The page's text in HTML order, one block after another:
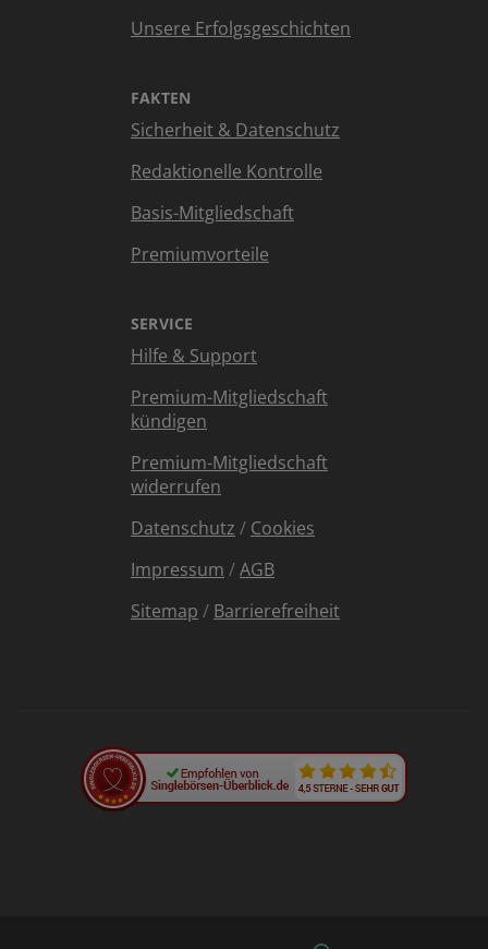
Unsere Erfolgsgeschichten
FAKTEN
Sicherheit & Datenschutz
Redaktionelle Kontrolle
Basis-Mitgliedschaft
Premiumvorteile
SERVICE
Hilfe & Support
Premium-Mitgliedschaft
kündigen
Premium-Mitgliedschaft
widerrufen
Datenschutz / Cookies
Impressum /AGB
Sitemap / Barrierefreiheit